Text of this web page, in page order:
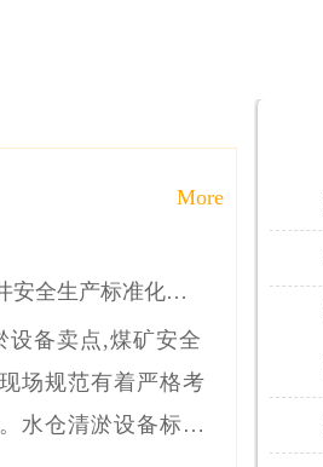
More
安全生产标准化验
收[泵泵达]
设备卖点,煤矿安全
场规范有着严格考
水仓清淤设备标准